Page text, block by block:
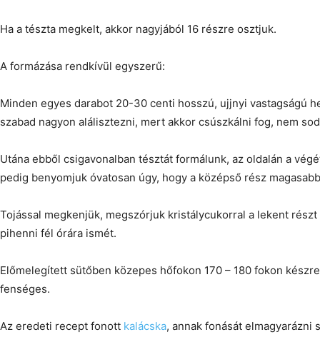
Ha a tészta megkelt, akkor nagyjából 16 részre osztjuk.
A formázása rendkívül egyszerű:
Minden egyes darabot 20-30 centi hosszú, ujjnyi vastagságú
szabad nagyon alálisztezni, mert akkor csúszkálni fog, nem
Utána ebből csigavonalban tésztát formálunk, az oldalán a
pedig benyomjuk óvatosan úgy, hogy a középső rész
Tojással megkenjük, megszórjuk kristálycukorral a lekent
pihenni fél órára ismét.
Előmelegített sütőben közepes hőfokon 170 – 180 fokon
fenséges.
Az eredeti recept fonott kalácska, annak fonását elmagyarázni